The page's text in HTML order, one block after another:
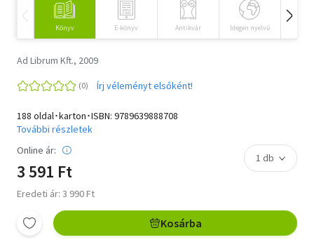
Könyv E-könyv Antikvár Idegen nyelvű
Ad Librum Kft., 2009
Írj véleményt elsőként!
188 oldal･karton･ISBN: 9789639888708
További részletek
Online ár:
3 591 Ft
Eredeti ár: 3 990 Ft
Kosárba